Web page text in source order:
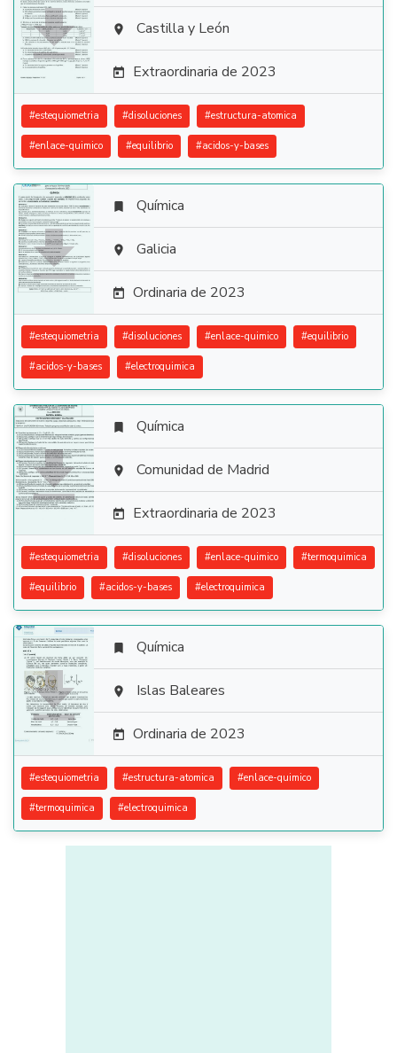
  Castilla y León
 Extraordinaria de 2023
#estequiometria #disoluciones #estructura-atomica
#enlace-quimico #equilibrio #acidos-y-bases

 Química
 Galicia
 Ordinaria de 2023
#estequiometria #disoluciones #enlace-quimico #equilibrio
#acidos-y-bases #electroquimica

 Química
 Comunidad de Madrid
 Extraordinaria de 2023
#estequiometria #disoluciones #enlace-quimico #termoquimica
#equilibrio #acidos-y-bases #electroquimica

 Química
 Islas Baleares
 Ordinaria de 2023
#estequiometria #estructura-atomica #enlace-quimico
#termoquimica #electroquimica